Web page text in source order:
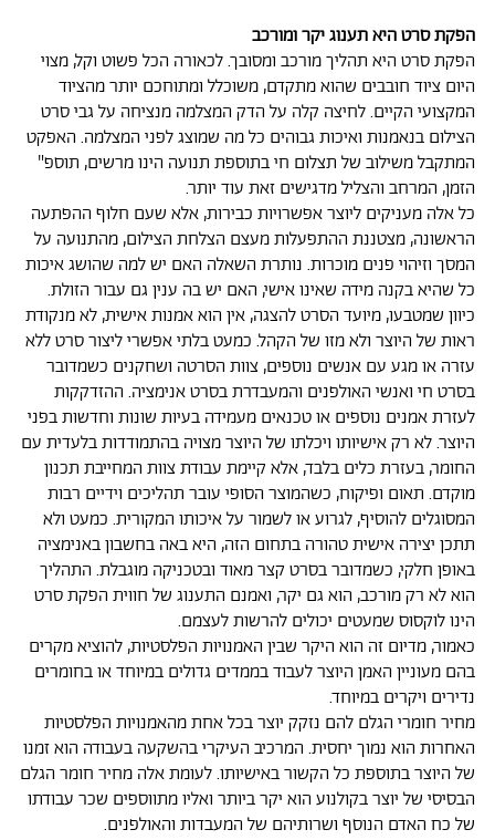
הפקת סרט היא תענוג יקר ומורכב
הפקת סרט היא תהליך מורכב ומסובך. לכאורה הכל פשוט וקל, מצוי
היום ציוד חובבים שהוא מתקדם, משוכלל ומתוחכם יותר מהציוד
המקצועי הקיים. לחיצה קלה על הדק המצלמה מנציחה על גבי סרט
הצילום בנאמנות ואיכות גבוהים כל מה שמוצג לפני המצלמה. האפקט
המתקבל משילוב של תצלום חי בתוספת תנועה הינו מרשים, תוספ"
הזמן, המרחב והצליל מדגישים זאת עוד יותר.
כל אלה מעניקים ליוצר אפשרויות כבירות, אלא שעם חלוף ההפתעה
הראשונה, מצטננת ההתפעלות מעצם הצלחת הצילום, מהתנועה על
המסך וזיהוי פנים מוכרות. נותרת השאלה האם יש למה שהושג איכות
כל שהיא בקנה מידה שאינו אישי, האם יש בה ענין גם עבור הזולת.
כיוון שמטבעו, מיועד הסרט להצגה, אין הוא אמנות אישית, לא מנקודת
ראות של היוצר ולא מזו של הקהל. כמעט בלתי אפשרי ליצור סרט ללא
עזרה או מגע עם אנשים נוספים, צוות הסרטה ושחקנים כשמדובר
בסרט חי ואנשי האולפנים והמעבדרת בסרט אנימציה. ההזדקקות
לעזרת אמנים נוספים או טכנאים מעמידה בעיות שונות וחדשות בפני
היוצר. לא רק אישיותו ויכלתו של היוצר מצויה בהתמודדות בלעדית עם
החומר, בעזרת כלים בלבד, אלא קיימת עבודת צוות המחייבת תכנון
מוקדם. תאום ופיקוח, כשהמוצר הסופי עובר תהליכים וידיים רבות
המסוגלים להוסיף, לגרוע או לשמור על איכותו המקורית. כמעט ולא
תתכן יצירה אישית טהורה בתחום הזה, היא באה בחשבון באנימציה
באופן חלקי, כשמדובר בסרט קצר מאוד ובטכניקה מוגבלת. התהליך
הוא לא רק מורכב, הוא גם יקר, ואמנם התענוג של חווית הפקת סרט
הינו לוקסוס שמעטים יכולים להרשות לעצמם.
כאמור, מדיום זה הוא היקר שבין האמנויות הפלסטיות, להוציא מקרים
בהם מעוניין האמן היוצר לעבוד בממדים גדולים במיוחד או בחומרים
נדירים ויקרים במיוחד.
מחיר חומרי הגלם להם נזקק יוצר בכל אחת מהאמנויות הפלסטיות
האחרות הוא נמוך יחסית. המרכיב העיקרי בהשקעה בעבודה הוא זמנו
של היוצר בתוספת כל הקשור באישיותו. לעומת אלה מחיר חומר הגלם
הבסיסי של יוצר בקולנוע הוא יקר ביותר ואליו מתווספים שכר עבודתו
של כח האדם הנוסף ושרותיהם של המעבדות והאולפנים.